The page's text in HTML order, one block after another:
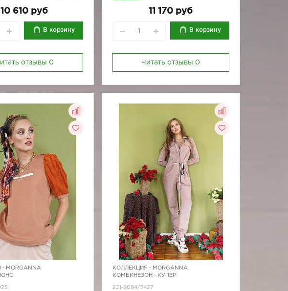
10 610 руб
В корзину
отзывы 0
11 170 руб
В корзину
Читать отзывы 0
- MORGANNA
КОЛЛЕКЦИЯ - MORGANNA
КОМБИНЕЗОН - КУПЕР
221-8084/7427